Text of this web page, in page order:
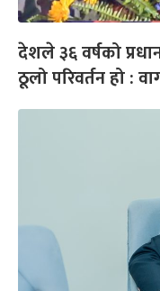
देशले ३६ वर्षको
ठूलो परिवर्तन हो :